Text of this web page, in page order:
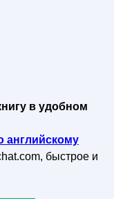
в удобном
английскому
быстрое и